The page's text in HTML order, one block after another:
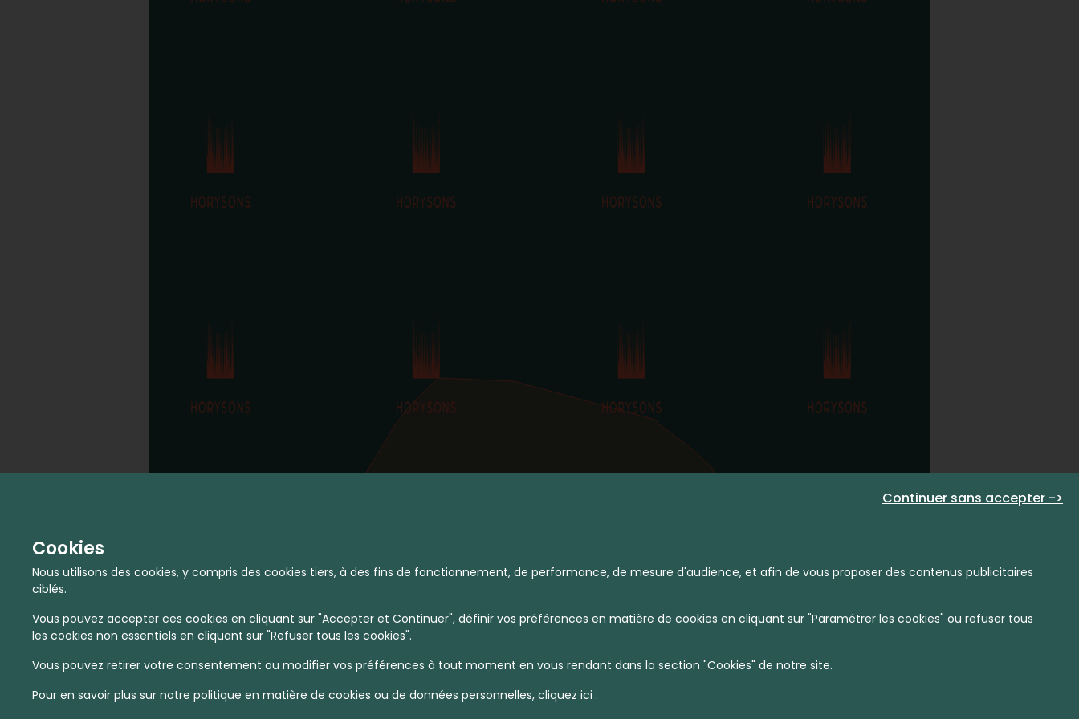
Cookies
Continuer sans accepter ->
Nous utilisons des cookies, y compris des cookies tiers, à des fins de fonctionnement, de performance, de mesure d'audience, et afin de vous proposer des contenus publicitaires
ciblés.
Vous pouvez accepter ces cookies en cliquant sur "Accepter et Continuer", définir vos préférences en matière de cookies en cliquant sur "Paramétrer les cookies" ou refuser tous
les cookies non essentiels en cliquant sur "Refuser tous les cookies".
Vous pouvez retirer votre consentement ou modifier vos préférences à tout moment en vous rendant dans la section "Cookies" de notre site.
Pour en savoir plus sur notre politique en matière de cookies ou de données personnelles, cliquez ici :